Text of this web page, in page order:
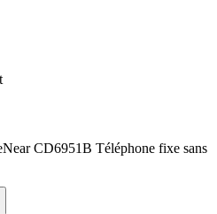
CD6951B Téléphone fixe sans